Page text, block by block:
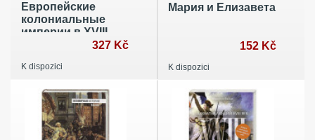
Европейские
колониальные
империи в XVIII
веке. Борьба за
торговлю на
континентах
327 Kč
K dispozici
Мария и Елизавета
152 Kč
K dispozici